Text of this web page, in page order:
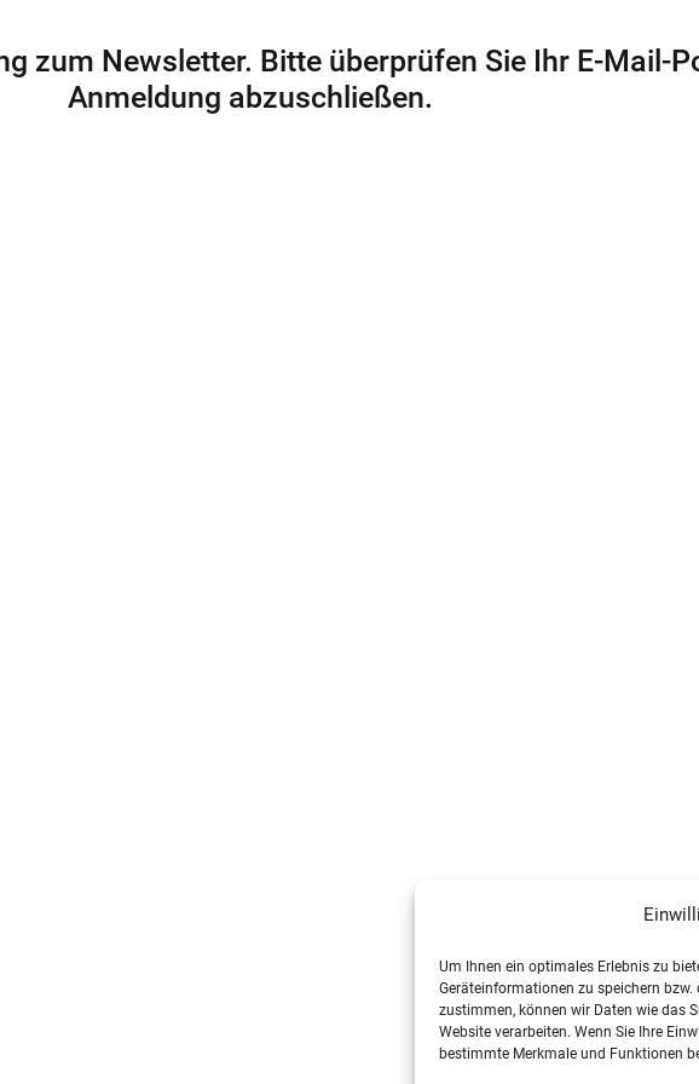
Um Ihnen ein optimales Erlebnis zu
Geräteinformationen zu speichern
zustimmen, können wir Daten wie das
Website verarbeiten. Wenn Sie Ihre
bestimmte Merkmale und Funktionen
zum Newsletter. Bitte überprüfen Sie Ihr E-Mail-
Anmeldung abzuschließen.